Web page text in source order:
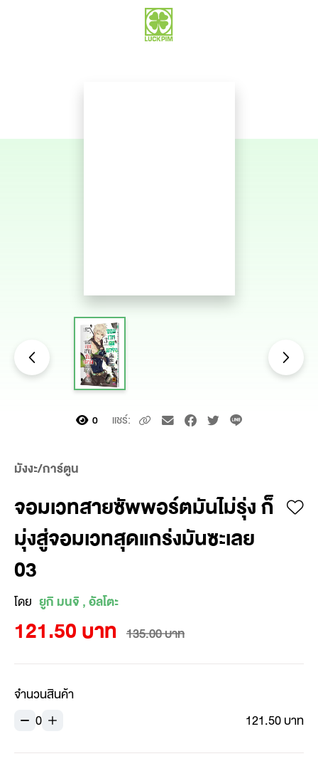
0 แชร์:
มังงะ/การ์ตูน
จอมเวทสายซัพพอร์ตมันไม่รุ่ง ก็
มุ่งสู่จอมเวทสุดแกร่งมันซะเลย
03
โดย ยูกิ มนจิ , อัลโตะ
121.50 บาท 135.00 บาท
จำนวนสินค้า
0
121.50 บาท